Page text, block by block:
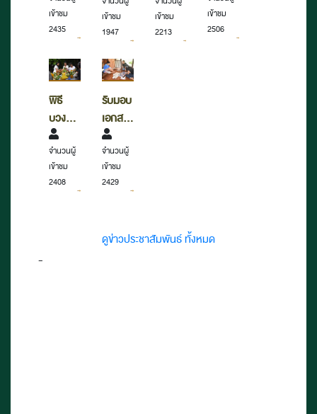
เทพ
รัตน
ดาฯ
บรม
ราช
กุมารี
เข้าชม
2435
สุขภาพ
ศึกษา
สภาวะ
แวดล้อม
การ
ทำงาน
จดหมายเหตุ
เข้าชม
1947
เข้า
เยี่ยม
ชมหอ
เข้าชม
2213
จันทบุรี
ทำบุญ
เข้าชม
2506
พิธี
บวงสรวง
ก่อน
การขุด
ค้นแนว
โบราณ
จำนวนผู้
เข้าชม
2408
รับมอบ
เอกสาร
ทำ
สำเนา
บ้านครู
พลอย
จำนวนผู้
เข้าชม
2429
ดูข่าวประชาสัมพันธ์ ทั้งหมด
-